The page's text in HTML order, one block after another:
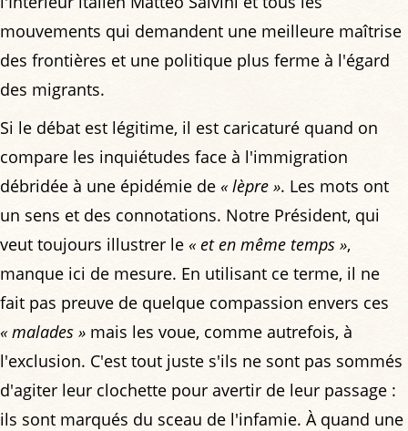
mouvements qui demandent une meilleure maîtrise
des frontières et une politique plus ferme à l'égard
des migrants.
Si le débat est légitime, il est caricaturé quand on
compare les inquiétudes face à l'immigration
débridée à une épidémie de « lèpre ». Les mots ont
un sens et des connotations. Notre Président, qui
veut toujours illustrer le « et en même temps »,
manque ici de mesure. En utilisant ce terme, il ne
fait pas preuve de quelque compassion envers ces
« malades » mais les voue, comme autrefois, à
l'exclusion. C'est tout juste s'ils ne sont pas sommés
d'agiter leur clochette pour avertir de leur passage :
ils sont marqués du sceau de l'infamie. À quand une